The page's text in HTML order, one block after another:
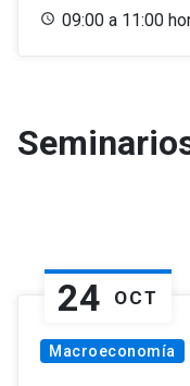
09:00 a 11:00
24 OCT
Macroeconomía